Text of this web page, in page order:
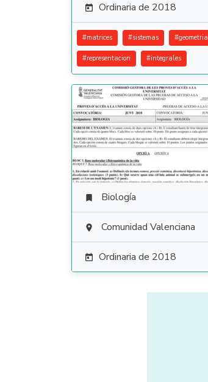
 Ordinaria de 2018
#matrices #sistemas #geometria
#representacion #integrales
 Biología
 Comunidad Valenciana
 Ordinaria de 2018